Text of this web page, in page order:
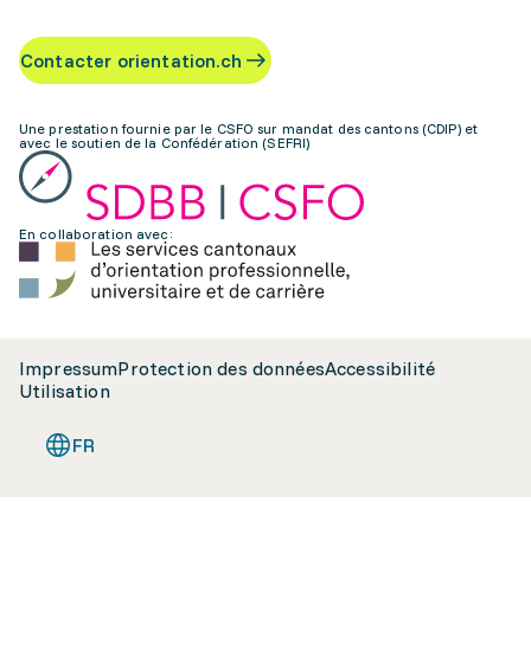
Contacter orientation.ch
Une prestation fournie par le CSFO sur mandat des cantons (CDIP) et
avec le soutien de la Confédération (SEFRI)
En collaboration avec:
ImpressumProtection des donnéesAccessibilité
Utilisation
FR